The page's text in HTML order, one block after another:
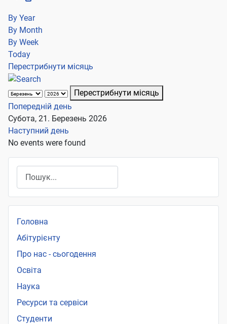
By Year
By Month
By Week
Today
Перестрибнути місяць
Перестрибнути місяць
Попередній день
Субота, 21. Березень 2026
Наступний день
No events were found
Головна
Абітурієнту
Про нас - сьогодення
Освіта
Наука
Ресурси та сервіси
Студенти